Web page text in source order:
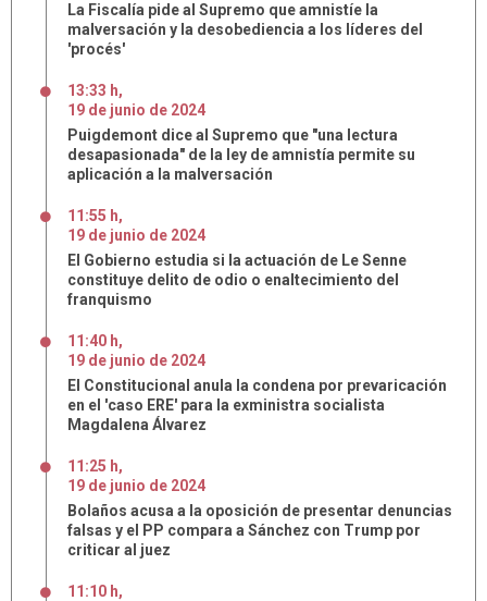
La Fiscalía pide al Supremo que amnistíe la
malversación y la desobediencia a los líderes del
'procés'
13:33 h,
19 de junio de 2024
Puigdemont dice al Supremo que "una lectura
desapasionada" de la ley de amnistía permite su
aplicación a la malversación
11:55 h,
19 de junio de 2024
El Gobierno estudia si la actuación de Le Senne
constituye delito de odio o enaltecimiento del
franquismo
11:40 h,
19 de junio de 2024
El Constitucional anula la condena por prevaricación
en el 'caso ERE' para la exministra socialista
Magdalena Álvarez
11:25 h,
19 de junio de 2024
Bolaños acusa a la oposición de presentar denuncias
falsas y el PP compara a Sánchez con Trump por
criticar al juez
11:10 h,